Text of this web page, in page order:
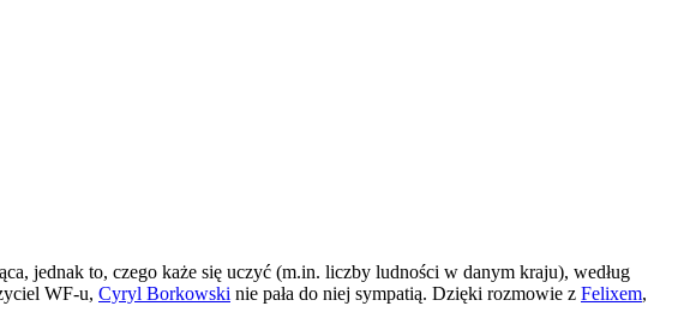
jednak to, czego każe się uczyć (m.in. liczby ludności w danym kraju), według
WF-u, Cyryl Borkowski nie pała do niej sympatią. Dzięki rozmowie z Felixem,